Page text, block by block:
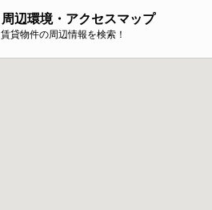
周辺環境・アクセスマップ
賃貸物件の周辺情報を検索！